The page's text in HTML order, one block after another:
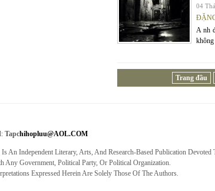
04
A nh
không
Trang đầu
TapcHihopluu@AOL.COM
Is An Independent Literary, Arts, And Research-Based Publication
Any Government, Political Party, Or Political Organization.
Expressed Herein Are Solely Those Of The Authors.